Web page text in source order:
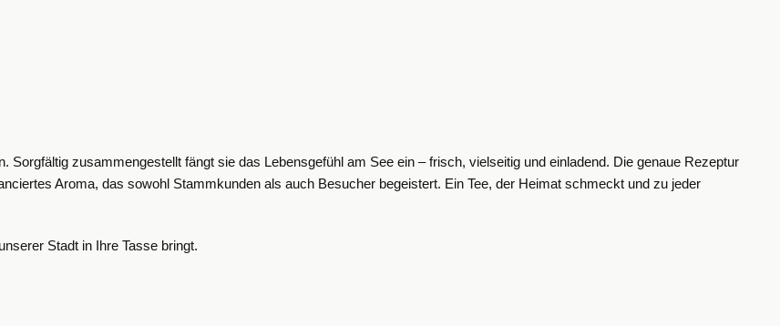
zusammengestellt fängt sie das Lebensgefühl am See ein – frisch, vielseitig und einladend. Die genaue Rezeptur
Aroma, das sowohl Stammkunden als auch Besucher begeistert. Ein Tee, der Heimat schmeckt und zu jeder
Stadt in Ihre Tasse bringt.